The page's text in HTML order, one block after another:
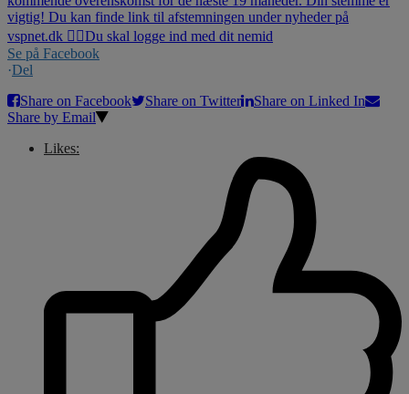
Se på Facebook
·Del
Share on Facebook
Share on Twitter
Share on Linked In
Share by Email
Likes: